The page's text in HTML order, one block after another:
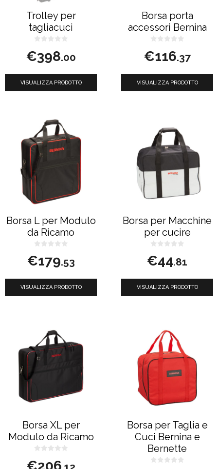
Trolley per
tagliacuci
s
u
€398.00
VISUALIZZA PRODOTTO
Borsa porta
accessori Bernina
s
u
€116.37
VISUALIZZA PRODOTTO
Borsa L per Modulo
da Ricamo
s
u
€179.53
VISUALIZZA PRODOTTO
Borsa per Macchine
per cucire
s
u
€44.81
VISUALIZZA PRODOTTO
Borsa XL per
Modulo da Ricamo
s
Borsa per Taglia e
Cuci Bernina e
Bernette